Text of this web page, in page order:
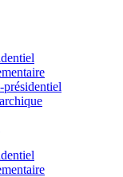
présidentiel